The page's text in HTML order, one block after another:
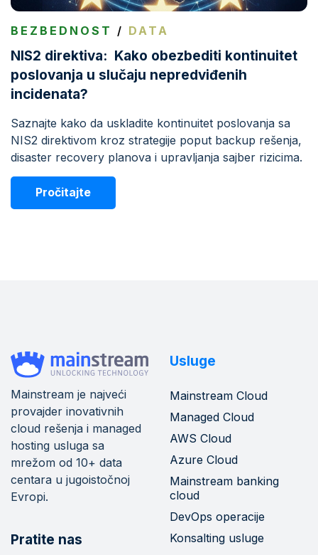
BEZBEDNOST / DATA
NIS2 direktiva: Kako obezbediti kontinuitet
poslovanja u slučaju nepredviđenih
incidenata?
Saznajte kako da uskladite kontinuitet poslovanja sa
NIS2 direktivom kroz strategije poput backup rešenja,
disaster recovery planova i upravljanja sajber rizicima.
Pročitajte
Mainstream je najveći
provajder inovativnih
cloud rešenja i managed
hosting usluga sa
mrežom od 10+ data
centara u jugoistočnoj
Evropi.
Pratite nas
Usluge
Mainstream Cloud
Managed Cloud
AWS Cloud
Azure Cloud
Mainstream banking
cloud
DevOps operacije
Konsalting usluge